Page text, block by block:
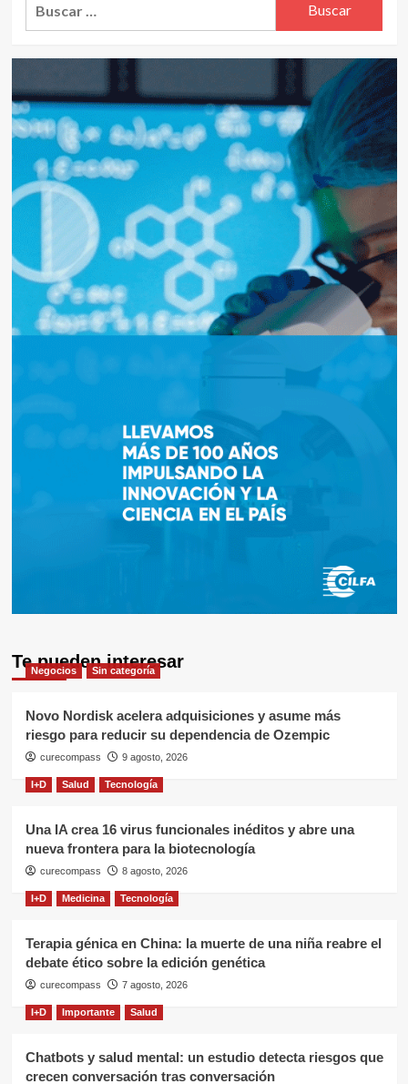
Te pueden interesar
Negocios Sin categoría
Novo Nordisk acelera adquisiciones y asume más
riesgo para reducir su dependencia de Ozempic
curecompass 9 agosto, 2026
I+D Salud Tecnología
Una IA crea 16 virus funcionales inéditos y abre una
nueva frontera para la biotecnología
curecompass 8 agosto, 2026
I+D Medicina Tecnología
Terapia génica en China: la muerte de una niña reabre el
debate ético sobre la edición genética
curecompass 7 agosto, 2026
I+D Importante Salud
Chatbots y salud mental: un estudio detecta riesgos que
crecen conversación tras conversación